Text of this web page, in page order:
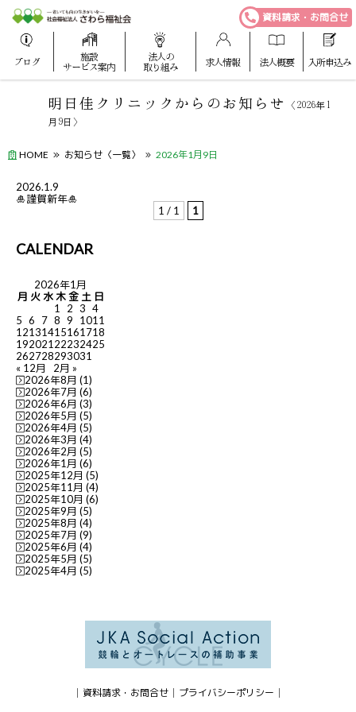
ブログ
施設
サービス案内
法人の
取り組み
求人情報 法人概要 入所申込み
資料請求・お問合せ
明日佳クリニックからのお知らせ
〈2026年1
月9日〉
HOME お知らせ〈一覧〉 2026年1月9日
2026.1.9
🎍謹賀新年🎍
1 / 1
1
CALENDAR
2026年1月
月 火 水 木 金 土 日
1
2 3 4
5 6 7 8 9 1011
12131415161718
19202122232425
262728293031
« 12月
2月 »
2026年8月 (1)
2026年7月 (6)
2026年6月 (3)
2026年5月 (5)
2026年4月 (5)
2026年3月 (4)
2026年2月 (5)
2026年1月 (6)
2025年12月 (5)
2025年11月 (4)
2025年10月 (6)
2025年9月 (5)
2025年8月 (4)
2025年7月 (9)
2025年6月 (4)
2025年5月 (5)
2025年4月 (5)
資料請求・お問合せ プライバシーポリシー